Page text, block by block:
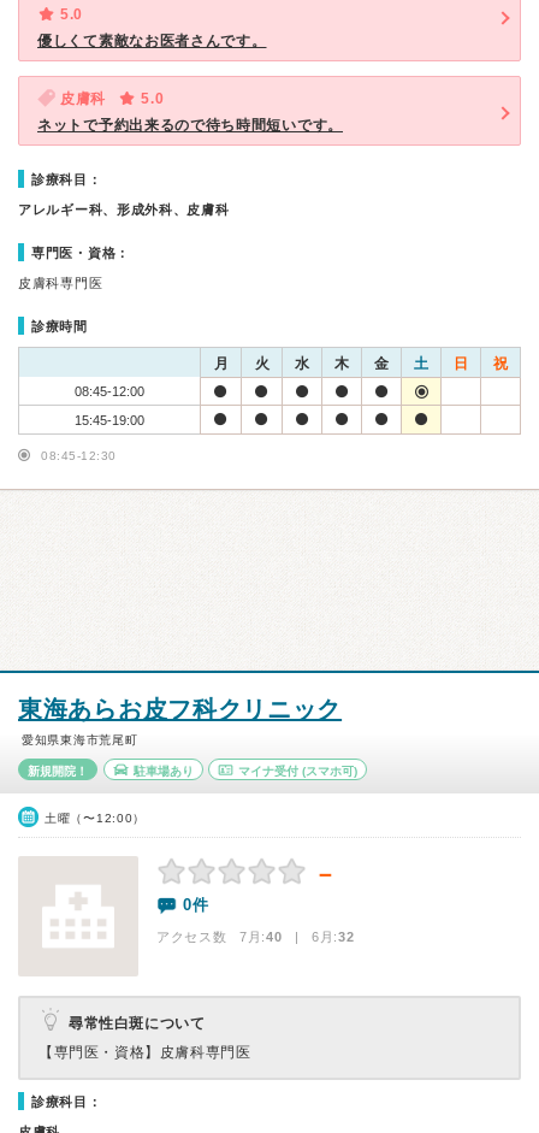
5.0
優しくて素敵なお医者さんです。
皮膚科
5.0
ネットで予約出来るので待ち時間短いです。
診療科目：
アレルギー科、形成外科、皮膚科
専門医・資格：
皮膚科専門医
診療時間
月 火 水 木 金 土 日 祝
08:45-12:00
15:45-19:00
08:45-12:30
東海あらお皮フ科クリニック
愛知県東海市荒尾町
新規開院！ 駐車場あり マイナ受付 (スマホ可)
土曜（〜12:00）
－
0件
アクセス数 7月:40 | 6月:32
尋常性白斑について
【専門医・資格】 皮膚科専門医
診療科目：